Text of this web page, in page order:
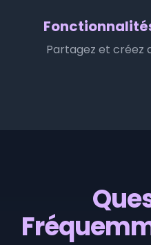
Partagez et créez